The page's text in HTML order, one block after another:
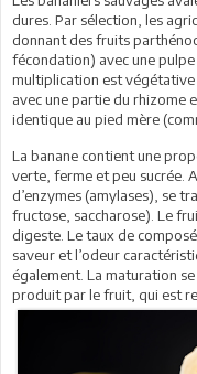
dures. Par sélection, les
donnant des fruits
fécondation) avec une
multiplication est végétative
avec une partie du rhizome
identique au pied mère
La banane contient une
verte, ferme et peu sucrée.
d’enzymes (amylases), se
fructose, saccharose). Le
digeste. Le taux de
saveur et l’odeur
également. La maturation
produit par le fruit, qui est